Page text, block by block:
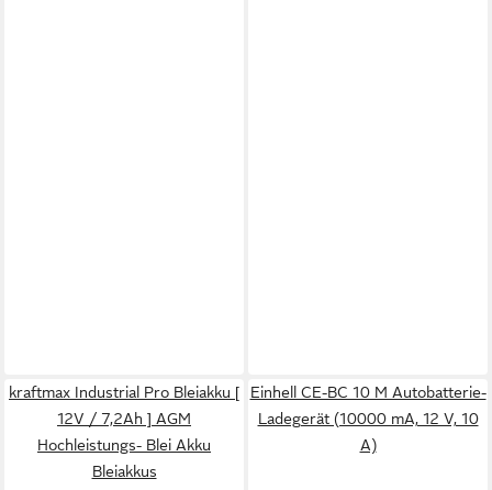
kraftmax Industrial Pro Bleiakku [
12V / 7,2Ah ] AGM
Hochleistungs- Blei Akku
Bleiakkus
Einhell CE-BC 10 M Autobatterie-
Ladegerät (10000 mA, 12 V, 10
A)